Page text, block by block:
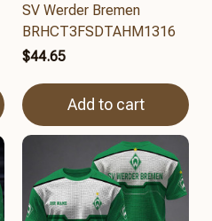
SV Werder Bremen
BRHCT3FSDTAHM1316
$44.65
Add to cart